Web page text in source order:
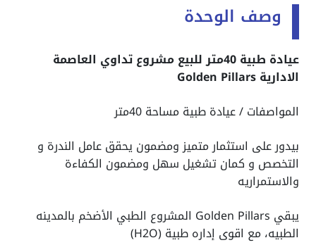
وصف الوحدة
عيادة طبية 40متر للبيع مشروع تداوي العاصمة
الادارية Golden Pillars
المواصفات / عيادة طبية مساحة 40متر
بيدور على استثمار متميز ومضمون يحقق عامل الندرة و
التخصص و كمان تشغيل سهل ومضمون الكفاءة
والاستمراريه
يبقي Golden Pillars المشروع الطبي الأضخم بالمدينه
الطبيه، مع اقوى إداره طبية (H2O)